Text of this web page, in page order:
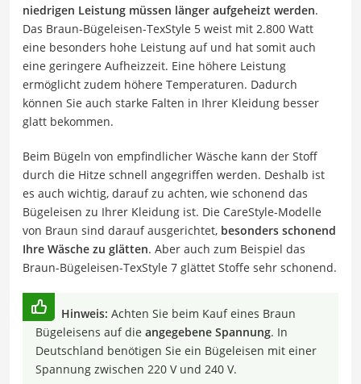
niedrigen Leistung müssen länger aufgeheizt werden.
Das Braun-Bügeleisen-TexStyle 5 weist mit 2.800 Watt
eine besonders hohe Leistung auf und hat somit auch
eine geringere Aufheizzeit. Eine höhere Leistung
ermöglicht zudem höhere Temperaturen. Dadurch
können Sie auch starke Falten in Ihrer Kleidung besser
glatt bekommen.
Beim Bügeln von empfindlicher Wäsche kann der Stoff
durch die Hitze schnell angegriffen werden. Deshalb ist
es auch wichtig, darauf zu achten, wie schonend das
Bügeleisen zu Ihrer Kleidung ist. Die CareStyle-Modelle
von Braun sind darauf ausgerichtet, besonders schonend
Ihre Wäsche zu glätten. Aber auch zum Beispiel das
Braun-Bügeleisen-TexStyle 7 glättet Stoffe sehr schonend.
Hinweis: Achten Sie beim Kauf eines Braun
Bügeleisens auf die angegebene Spannung. In
Deutschland benötigen Sie ein Bügeleisen mit einer
Spannung zwischen 220 V und 240 V.